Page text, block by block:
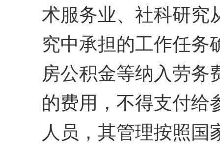
术服务业、社科研究
究中承担的工作任务
房公积金等纳入劳务
的费用，不得支付给
人员，其管理按照国